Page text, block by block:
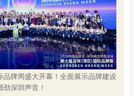
品牌周盛大开幕！全面展示品牌建设
深圳声音！